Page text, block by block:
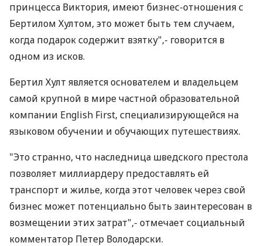
принцесса Виктория, имеют бизнес-отношения с
Бертилом Хултом, это может быть тем случаем,
когда подарок содержит взятку",- говорится в
одном из исков.
Бертил Хулт является основателем и владельцем
самой крупной в мире частной образовательной
компании English First, специализирующейся на
языковом обучении и обучающих путешествиях.
"Это странно, что наследница шведского престола
позволяет миллиардеру предоставлять ей
транспорт и жилье, когда этот человек через свой
бизнес может потенциально быть заинтересован в
возмещении этих затрат",- отмечает социальный
комментатор Петер Володарски.